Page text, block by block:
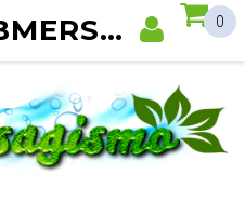
0
BOMBA SUBMERSA SARLO BETTER SB 2000